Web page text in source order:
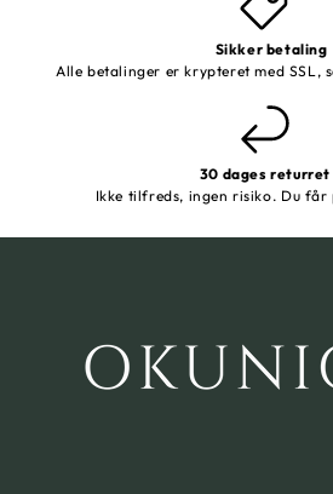
Sikker betaling
Alle betalinger er krypteret med SSL,
30 dages returret
Ikke tilfreds, ingen risiko. Du får